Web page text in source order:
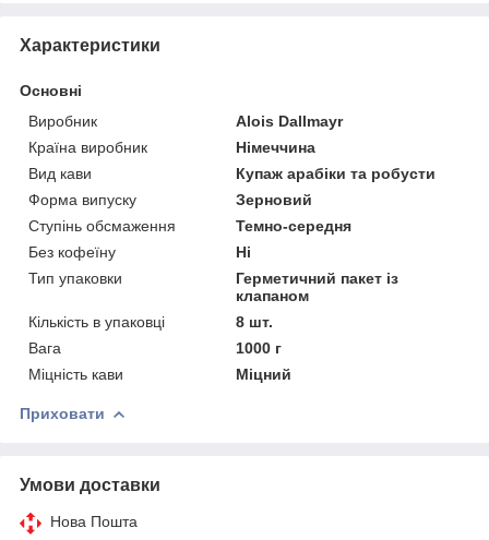
Характеристики
Основні
Виробник
Alois Dallmayr
Країна виробник
Німеччина
Вид кави
Купаж арабіки та робусти
Форма випуску
Зерновий
Ступінь обсмаження
Темно-середня
Без кофеїну
Ні
Тип упаковки
Герметичний пакет із
клапаном
Кількість в упаковці
8 шт.
Вага
1000 г
Міцність кави
Міцний
Приховати
Умови доставки
Нова Пошта